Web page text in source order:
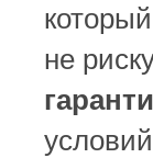
не
условий